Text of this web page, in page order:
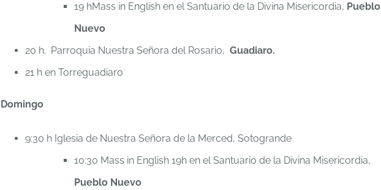
19 hMass in English en el Santuario de la Divina Misericordia, Pueblo
Nuevo
20 h. Parroquia Nuestra Señora del Rosario, Guadiaro.
21 h en Torreguadiaro
Domingo
9:30 h Iglesia de Nuestra Señora de la Merced, Sotogrande
10:30 Mass in English 19h en el Santuario de la Divina Misericordia,
Pueblo Nuevo